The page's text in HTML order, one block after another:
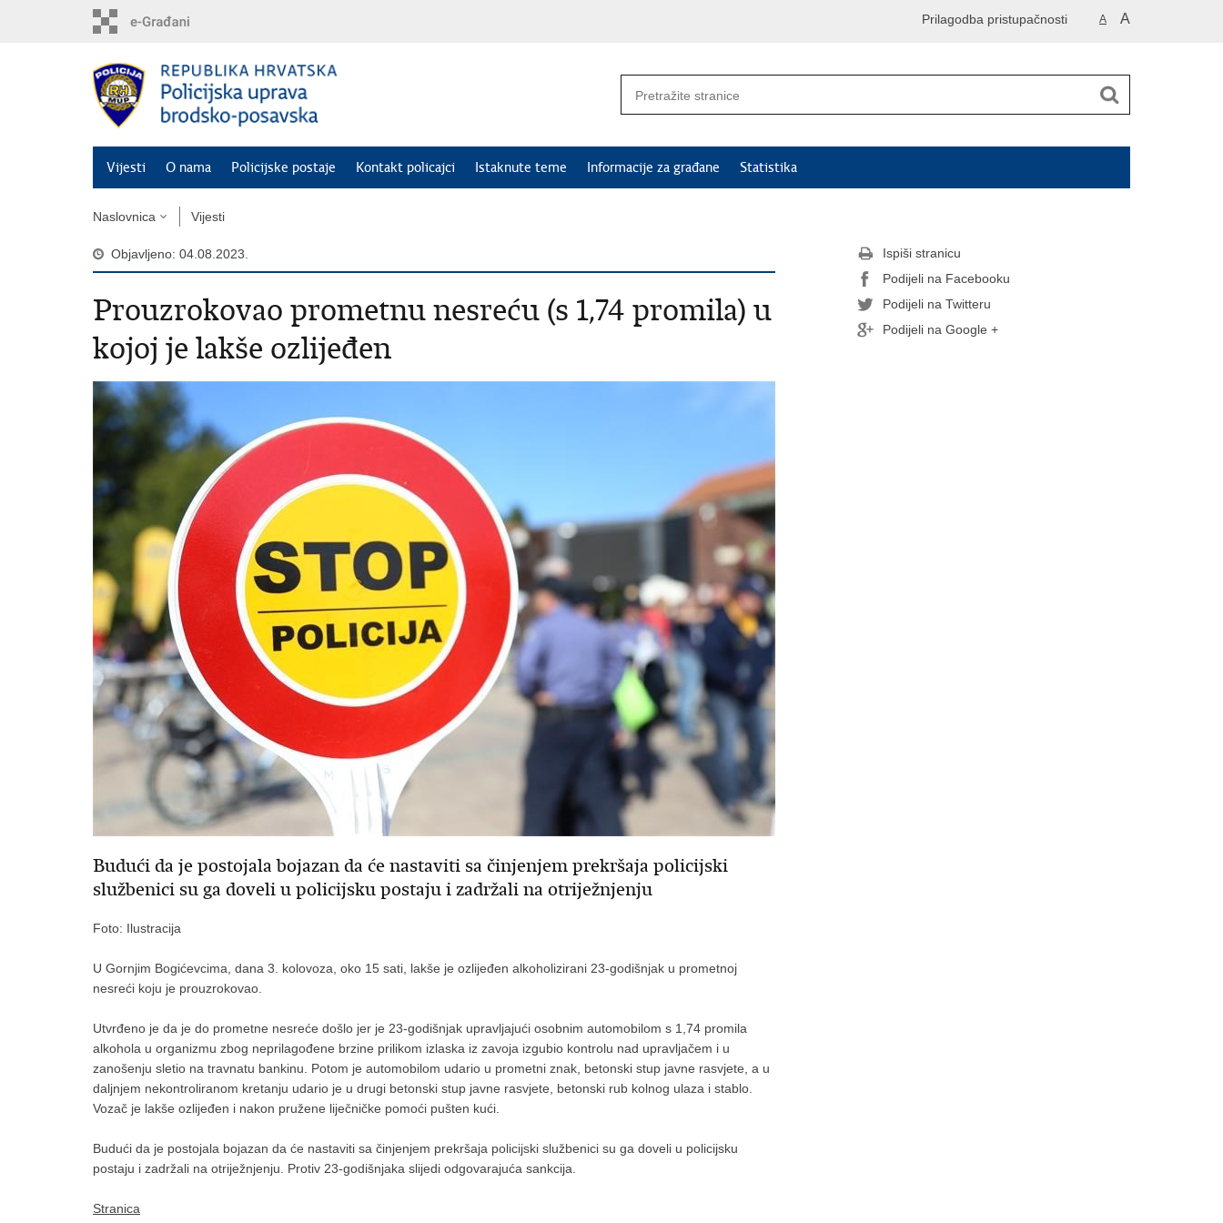
A A
Prilagodba pristupačnosti
Vijesti O nama Policijske postaje Kontakt policajci Istaknute teme Informacije za građane Statistika
Naslovnica Vijesti
Objavljeno: 04.08.2023.
Prouzrokovao prometnu nesreću (s 1,74 promila) u
kojoj je lakše ozlijeđen
Budući da je postojala bojazan da će nastaviti sa činjenjem prekršaja policijski
službenici su ga doveli u policijsku postaju i zadržali na otriježnjenju
Foto: Ilustracija
U Gornjim Bogićevcima, dana 3. kolovoza, oko 15 sati, lakše je ozlijeđen alkoholizirani 23-godišnjak u prometnoj
nesreći koju je prouzrokovao.
Utvrđeno je da je do prometne nesreće došlo jer je 23-godišnjak upravljajući osobnim automobilom s 1,74 promila
alkohola u organizmu zbog neprilagođene brzine prilikom izlaska iz zavoja izgubio kontrolu nad upravljačem i u
zanošenju sletio na travnatu bankinu. Potom je automobilom udario u prometni znak, betonski stup javne rasvjete, a u
daljnjem nekontroliranom kretanju udario je u drugi betonski stup javne rasvjete, betonski rub kolnog ulaza i stablo.
Vozač je lakše ozlijeđen i nakon pružene liječničke pomoći pušten kući.
Budući da je postojala bojazan da će nastaviti sa činjenjem prekršaja policijski službenici su ga doveli u policijsku
postaju i zadržali na otriježnjenju. Protiv 23-godišnjaka slijedi odgovarajuća sankcija.
Stranica
Ispiši stranicu
Podijeli na Facebooku
Podijeli na Twitteru
Podijeli na Google +